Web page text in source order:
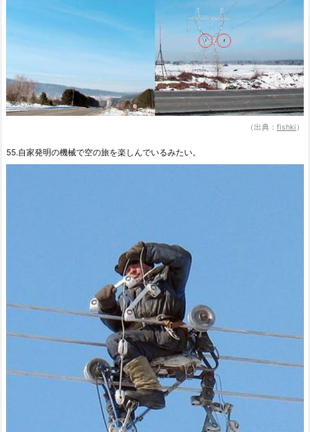
（出典： fishki ）
55.自家発明の機械で空の旅を楽しんでいるみたい。